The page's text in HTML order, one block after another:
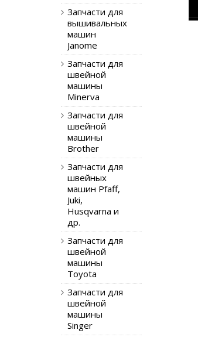
Запчасти для
вышивальных
машин
Janome
Запчасти для
швейной
машины
Minerva
Запчасти для
швейной
машины
Brother
Запчасти для
швейных
машин Pfaff,
Juki,
Husqvarna и
др.
Запчасти для
швейной
машины
Toyota
Запчасти для
швейной
машины
Singer